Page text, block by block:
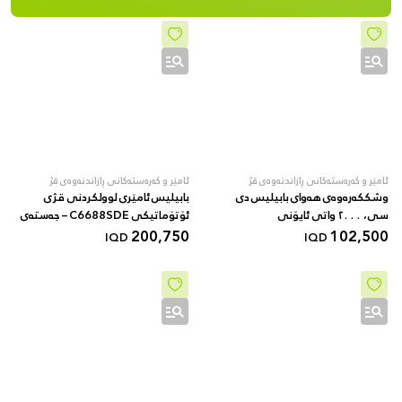
ئامێر و کەرەستەکانی ڕازاندنەوەی قژ
وشککەرەوەی هەوای بابیلیس دی
سی، ٢٠٠٠ واتی ئایۆنی
102,500
IQD
ئامێر و کەرەستەکانی ڕازاندنەوەی قژ
بابیلیس ئامێری لوولکردنی قژی
ئۆتۆماتیکی C6688SDE – جەستەی
سیرامیکی خۆکارانە سووڕاو –
200,750
IQD